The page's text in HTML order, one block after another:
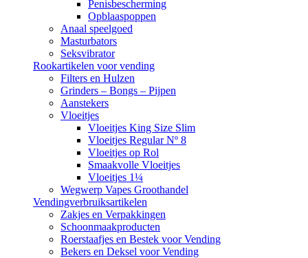
Penisbescherming
Opblaaspoppen
Anaal speelgoed
Masturbators
Seksvibrator
Rookartikelen voor vending
Filters en Hulzen
Grinders – Bongs – Pijpen
Aanstekers
Vloeitjes
Vloeitjes King Size Slim
Vloeitjes Regular Nº 8
Vloeitjes op Rol
Smaakvolle Vloeitjes
Vloeitjes 1¼
Wegwerp Vapes Groothandel
Vendingverbruiksartikelen
Zakjes en Verpakkingen
Schoonmaakproducten
Roerstaafjes en Bestek voor Vending
Bekers en Deksel voor Vending